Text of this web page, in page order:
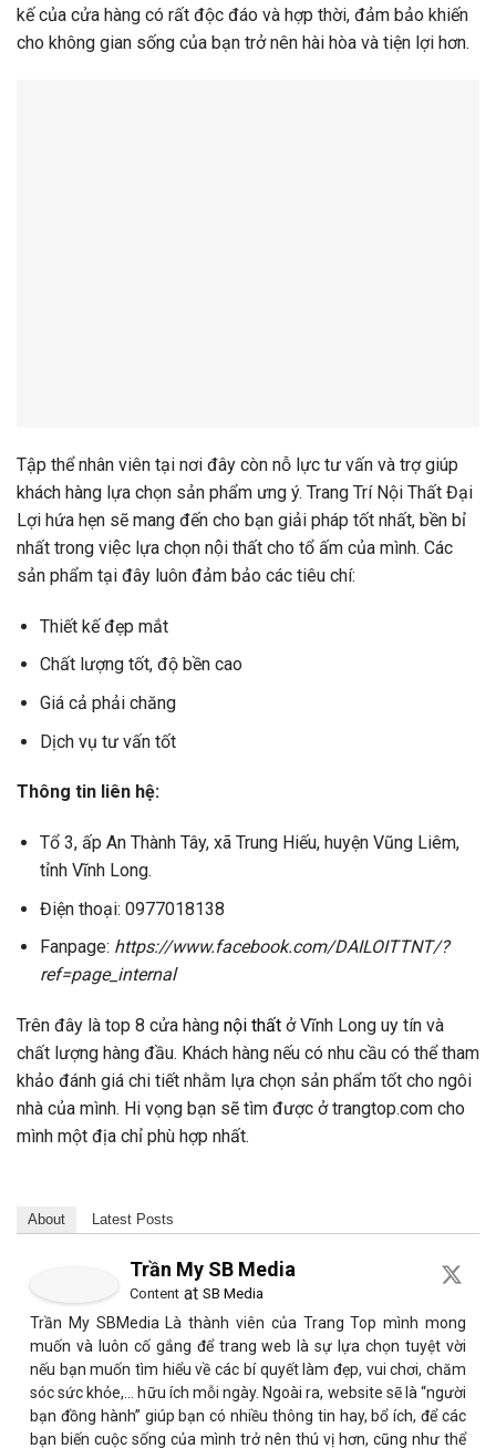
kế của cửa hàng có rất độc đáo và hợp thời, đảm bảo khiến
cho không gian sống của bạn trở nên hài hòa và tiện lợi hơn.
Tập thể nhân viên tại nơi đây còn nỗ lực tư vấn và trợ giúp
khách hàng lựa chọn sản phẩm ưng ý. Trang Trí Nội Thất Đại
Lợi hứa hẹn sẽ mang đến cho bạn giải pháp tốt nhất, bền bỉ
nhất trong việc lựa chọn nội thất cho tổ ấm của mình. Các
sản phẩm tại đây luôn đảm bảo các tiêu chí:
Thiết kế đẹp mắt
Chất lượng tốt, độ bền cao
Giá cả phải chăng
Dịch vụ tư vấn tốt
Thông tin liên hệ:
Tổ 3, ấp An Thành Tây, xã Trung Hiếu, huyện Vũng Liêm,
tỉnh Vĩnh Long.
Điện thoại: 0977018138
Fanpage: https://www.facebook.com/DAILOITTNT/?
ref=page_internal
Trên đây là top 8 cửa hàng nội thất ở Vĩnh Long uy tín và
chất lượng hàng đầu. Khách hàng nếu có nhu cầu có thể tham
khảo đánh giá chi tiết nhằm lựa chọn sản phẩm tốt cho ngôi
nhà của mình. Hi vọng bạn sẽ tìm được ở trangtop.com cho
mình một địa chỉ phù hợp nhất.
About Latest Posts
Trần My SB Media
Content at SB Media
Trần My SBMedia Là thành viên của Trang Top mình mong
muốn và luôn cố gắng để trang web là sự lựa chọn tuyệt vời
nếu bạn muốn tìm hiểu về các bí quyết làm đẹp, vui chơi, chăm
sóc sức khỏe,… hữu ích mỗi ngày. Ngoài ra, website sẽ là “người
bạn đồng hành” giúp bạn có nhiều thông tin hay, bổ ích, để các
bạn biến cuộc sống của mình trở nên thú vị hơn, cũng như thể